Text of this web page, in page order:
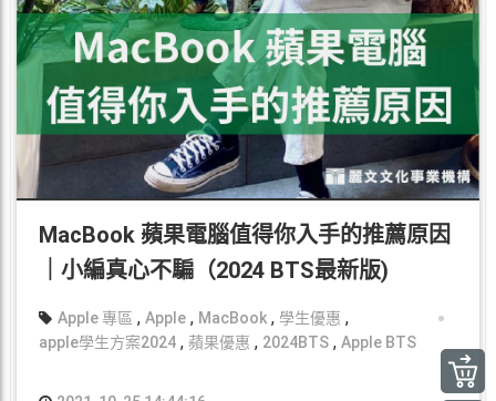
MacBook 蘋果電腦值得你入手的推薦原因
｜小編真心不騙（2024 BTS最新版)
Apple 專區 , Apple , MacBook , 學生優惠 ,
apple學生方案2024 , 蘋果優惠 , 2024BTS , Apple BTS